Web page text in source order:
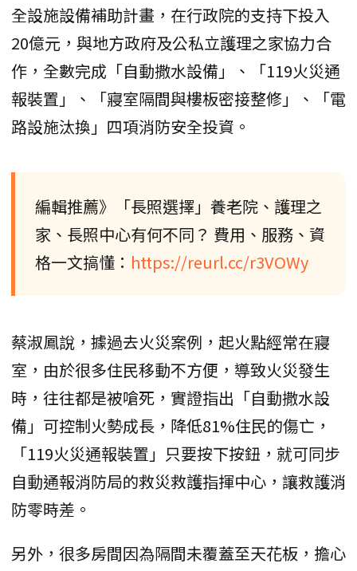
全設施設備補助計畫，在行政院的支持下投入
20億元，與地方政府及公私立護理之家協力合
作，全數完成「自動撒水設備」、「119火災通
報裝置」、「寢室隔間與樓板密接整修」、「電
路設施汰換」四項消防安全投資。
編輯推薦》「長照選擇」養老院、護理之
家、長照中心有何不同？ 費用、服務、資
格一文搞懂： https://reurl.cc/r3VOWy
蔡淑鳳說，據過去火災案例，起火點經常在寢
室，由於很多住民移動不方便，導致火災發生
時，往往都是被嗆死，實證指出「自動撒水設
備」可控制火勢成長，降低81%住民的傷亡，
「119火災通報裝置」只要按下按鈕，就可同步
自動通報消防局的救災救護指揮中心，讓救護消
防零時差。
另外，很多房間因為隔間未覆蓋至天花板，擔心